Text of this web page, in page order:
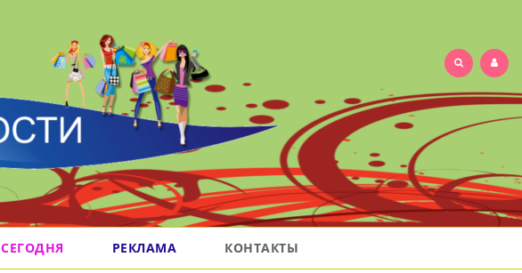
СЕГОДНЯ РЕКЛАМА КОНТАКТЫ